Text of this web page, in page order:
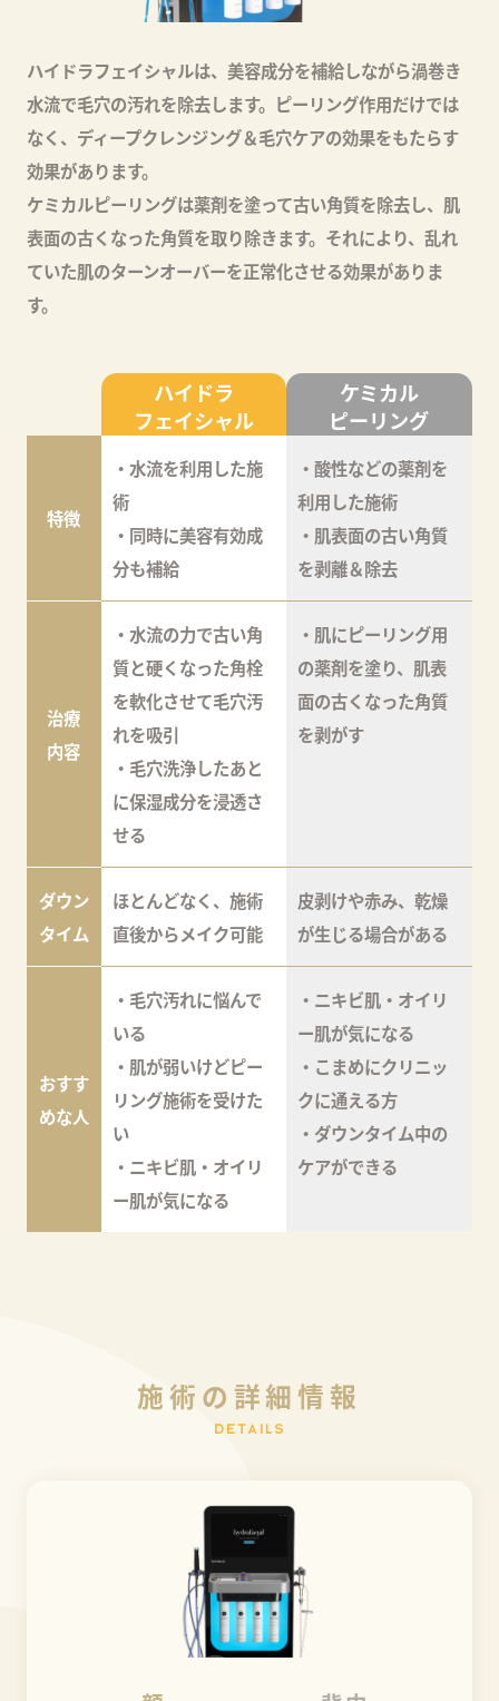
ハイドラフェイシャルは、美容成分を補給しながら渦巻き
水流で毛穴の汚れを除去します。ピーリング作用だけでは
なく、ディープクレンジング＆毛穴ケアの効果をもたらす
効果があります。
ケミカルピーリングは薬剤を塗って古い角質を除去し、肌
表面の古くなった角質を取り除きます。それにより、乱れ
ていた肌のターンオーバーを正常化させる効果がありま
す。
ハイドラ
フェイシャル
ケミカル
ピーリング
特徴
・水流を利用した施
術
・同時に美容有効成
分も補給
・酸性などの薬剤を
利用した施術
・肌表面の古い角質
を剥離＆除去
治療
内容
・水流の力で古い角
質と硬くなった角栓
を軟化させて毛穴汚
れを吸引
・毛穴洗浄したあと
に保湿成分を浸透さ
せる
・肌にピーリング用
の薬剤を塗り、肌表
面の古くなった角質
を剥がす
ダウン
タイム
ほとんどなく、施術
直後からメイク可能
皮剥けや赤み、乾燥
が生じる場合がある
おすす
めな人
・毛穴汚れに悩んで
いる
・肌が弱いけどピー
リング施術を受けた
い
・ニキビ肌・オイリ
ー肌が気になる
・ニキビ肌・オイリ
ー肌が気になる
・こまめにクリニッ
クに通える方
・ダウンタイム中の
ケアができる
施術 の 詳細情 報
D ETA I L S